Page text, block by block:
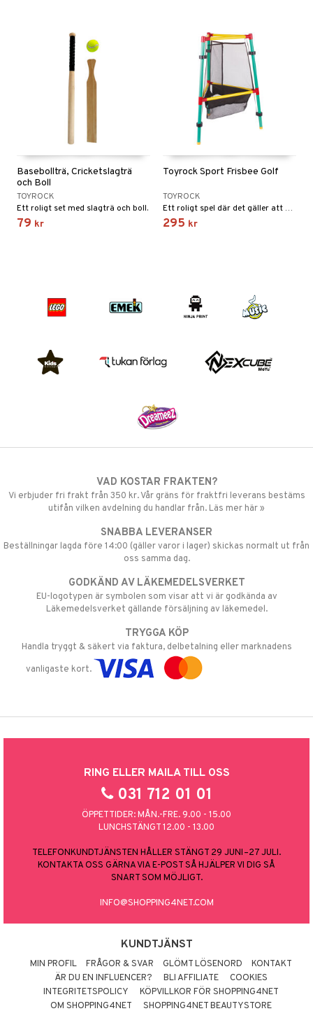
Basebollträ, Cricketslagträ
och Boll
TOYROCK
Ett roligt set med slagträ och boll.
79 kr
Toyrock Sport Frisbee Golf
TOYROCK
Ett roligt spel där det gäller att vara pricksäker!
295 kr
VAD KOSTAR FRAKTEN?
Vi erbjuder fri frakt från 350 kr. Vår gräns för fraktfri leverans bestäms
utifån vilken avdelning du handlar från. Läs mer här »
SNABBA LEVERANSER
Beställningar lagda före 14:00 (gäller varor i lager) skickas normalt ut från
oss samma dag.
GODKÄND AV LÄKEMEDELSVERKET
EU-logotypen är symbolen som visar att vi är godkända av
Läkemedelsverket gällande försäljning av läkemedel.
TRYGGA KÖP
Handla tryggt & säkert via faktura, delbetalning eller marknadens
vanligaste kort.
RING ELLER MAILA TILL OSS
031 712 01 01
ÖPPETTIDER: MÅN.-FRE. 9.00 - 15.00
LUNCHSTÄNGT 12.00 - 13.00
TELEFONKUNDTJÄNSTEN HÅLLER STÄNGT 29 JUNI–27 JULI.
KONTAKTA OSS GÄRNA VIA E-POST SÅ HJÄLPER VI DIG SÅ
SNART SOM MÖJLIGT.
INFO@SHOPPING4NET.COM
KUNDTJÄNST
MIN PROFIL FRÅGOR & SVAR GLÖMT LÖSENORD
KONTAKT
ÄR DU EN INFLUENCER?
BLI AFFILIATE
COOKIES
INTEGRITETSPOLICY
KÖPVILLKOR FÖR SHOPPING4NET
OM SHOPPING4NET
SHOPPING4NET BEAUTYSTORE